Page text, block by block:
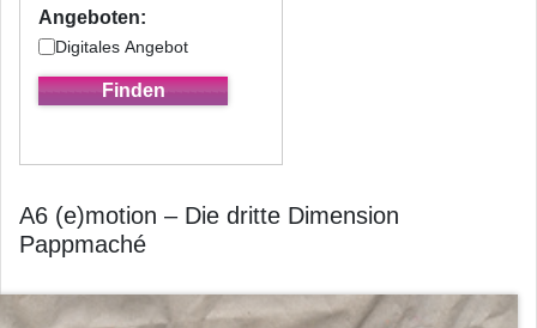
Angeboten:
Digitales Angebot
A6 (e)motion – Die dritte Dimension
Pappmaché